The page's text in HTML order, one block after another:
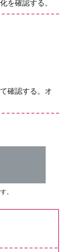
を確認する。
確認する。オ
。